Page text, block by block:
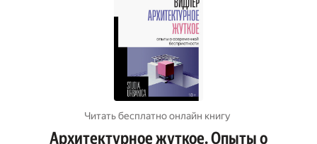
Читать бесплатно онлайн книгу
Архитектурное жуткое. Опыты о